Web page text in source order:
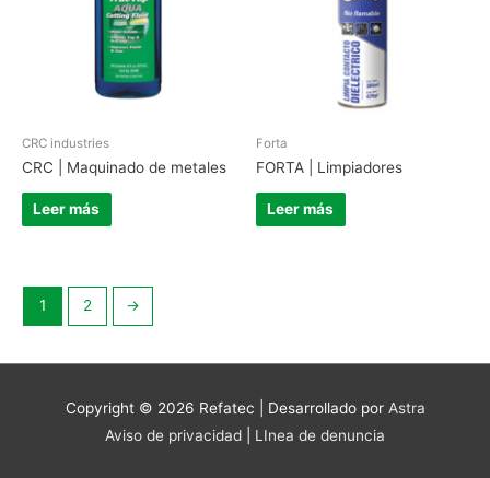
CRC industries
CRC | Maquinado de metales
Leer más
Forta
FORTA | Limpiadores
Leer más
1 2 →
Copyright © 2026 Refatec | Desarrollado por Astra
Aviso de privacidad
LInea de denuncia